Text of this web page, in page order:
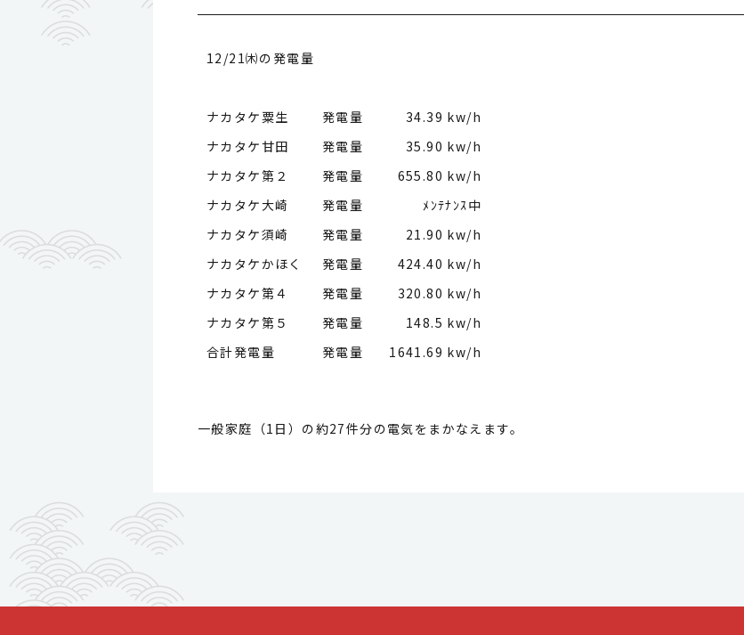
12/21㈭の発電量
ナカタケ粟生 発電量
34.39 kw/h
ナカタケ甘田 発電量
35.90 kw/h
ナカタケ第２ 発電量
655.80 kw/h
ナカタケ大崎 発電量
ﾒﾝﾃﾅﾝｽ中
ナカタケ須崎 発電量
21.90 kw/h
ナカタケかほく 発電量
424.40 kw/h
ナカタケ第４ 発電量
320.80 kw/h
ナカタケ第５ 発電量
148.5 kw/h
合計発電量 発電量
1641.69 kw/h
一般家庭（1日）の約27件分の電気をまかなえます。